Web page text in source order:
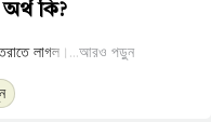
কি?
আরও পড়ুন